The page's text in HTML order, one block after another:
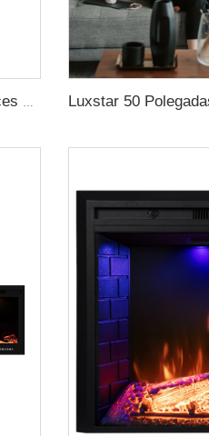
Luxstar Interno 74 Polegadas Media Fireplaces Elétricos Aquecedor 1.5kw APP CONTROLE WIFI Remoto Decor Chama LED Incorporado Parede Fácil